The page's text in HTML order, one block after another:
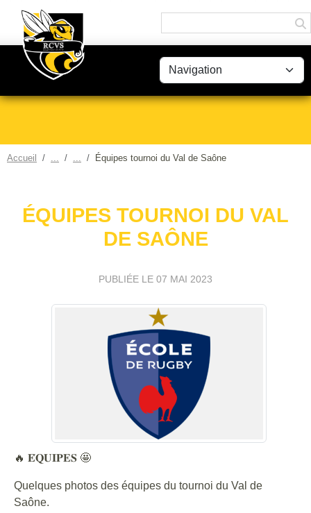
Accueil Équipes tournoi du Val de Saône
ÉQUIPES TOURNOI DU VAL
DE SAÔNE
PUBLIÉE LE 07 MAI 2023
🔥 𝐄́𝐐𝐔𝐈𝐏𝐄𝐒 🤩
Quelques photos des équipes du tournoi du Val de
Saône.
Panneau de gestion des cookies